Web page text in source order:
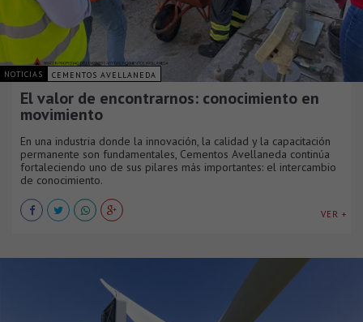
NOTICIAS CEMENTOS AVELLANEDA
El valor de encontrarnos: conocimiento en
movimiento
En una industria donde la innovación, la calidad y la capacitación
permanente son fundamentales, Cementos Avellaneda continúa
fortaleciendo uno de sus pilares más importantes: el intercambio
de conocimiento.
VER +